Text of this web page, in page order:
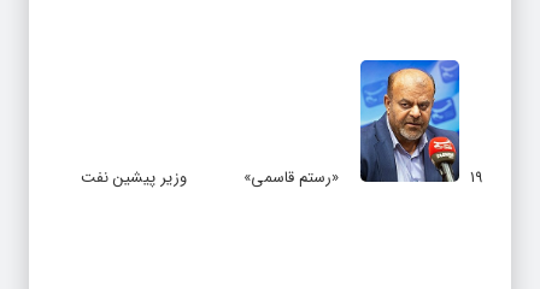
۱۹ «رستم قاسمی» وزیر پیشین نفت